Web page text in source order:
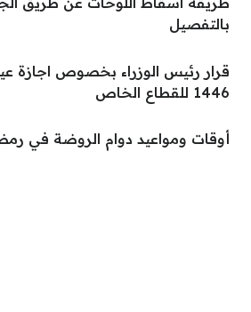
بالتفصيل
1446 للقطاع الخاص
أوقات ومواعيد دوام الروضة في رمضان